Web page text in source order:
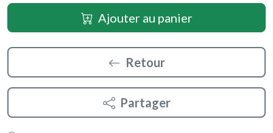
Ajouter au panier
Retour
Partager